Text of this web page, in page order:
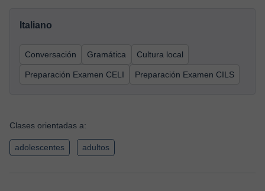
Italiano
Conversación Gramática Cultura local
Preparación Examen CELI Preparación Examen CILS
Clases orientadas a:
adolescentes adultos